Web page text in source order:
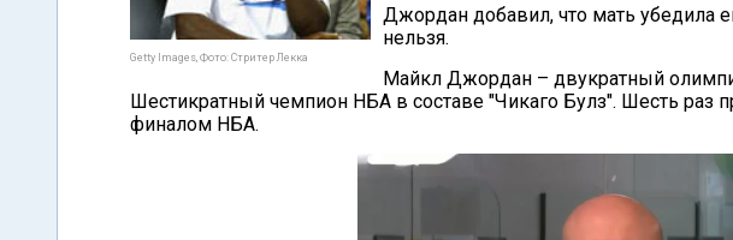
Getty Images, Фото: Стритер Лекка
Джордан добавил, что мать убедила
нельзя.
Майкл Джордан – двукратный
Шестикратный чемпион НБА в составе "Чикаго Булз". Шесть
финалом НБА.